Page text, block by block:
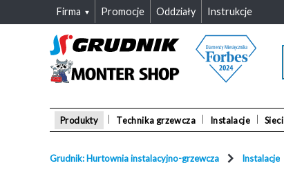
Firma Promocje Oddziały Instrukcje
Produkty Technika grzewcza Instalacje Sieci
Grudnik: Hurtownia instalacyjno-grzewcza Instalacje